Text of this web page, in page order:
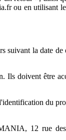
ou en utilisant
suivant la date
Ils doivent être
du
MANIA, 12 rue